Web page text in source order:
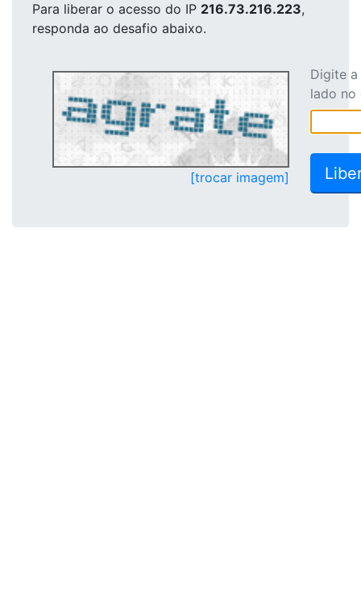
Para liberar o acesso do IP 216.73.216.223,
responda ao desafio abaixo.
[trocar imagem]
Digite
lado no